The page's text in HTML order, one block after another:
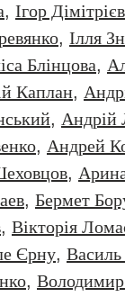
, Ігор Дімітрієв
, Ілля
Блінцова,
Каплан,
, Андрій
, Андрей
,
, Бермет
, Вікторія
Єрну,
,